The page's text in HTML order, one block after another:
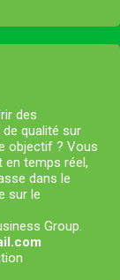
des
qualité sur
objectif ? Vous
temps réel,
dans le
sur le
Group.